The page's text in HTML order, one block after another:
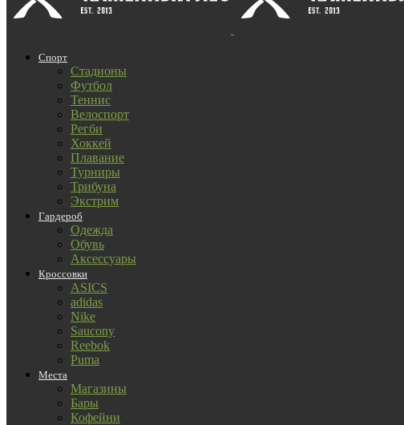
Спорт
Стадионы
Футбол
Теннис
Велоспорт
Регби
Хоккей
Плавание
Турниры
Трибуна
Экстрим
Гардероб
Одежда
Обувь
Аксессуары
Кроссовки
ASICS
adidas
Nike
Saucony
Reebok
Puma
Места
Магазины
Бары
Кофейни